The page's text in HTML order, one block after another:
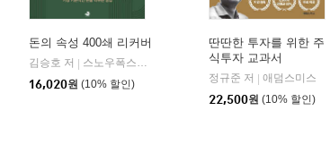
돈의 속성 400쇄 리커버
김승호 저
스노우폭스북스
16,020원 (10% 할인)
딴딴한 투자를 위한 주
식투자 교과서
정규준 저
애덤스미스
22,500원 (10% 할인)